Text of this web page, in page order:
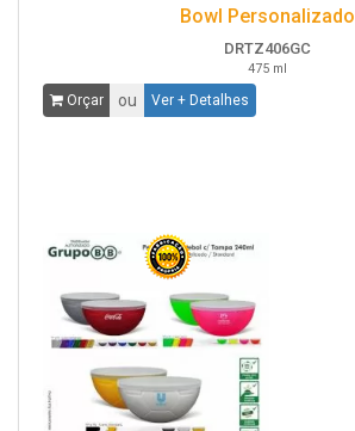
Bowl Personalizado
DRTZ406GC
475 ml
Orçar ou Ver + Detalhes